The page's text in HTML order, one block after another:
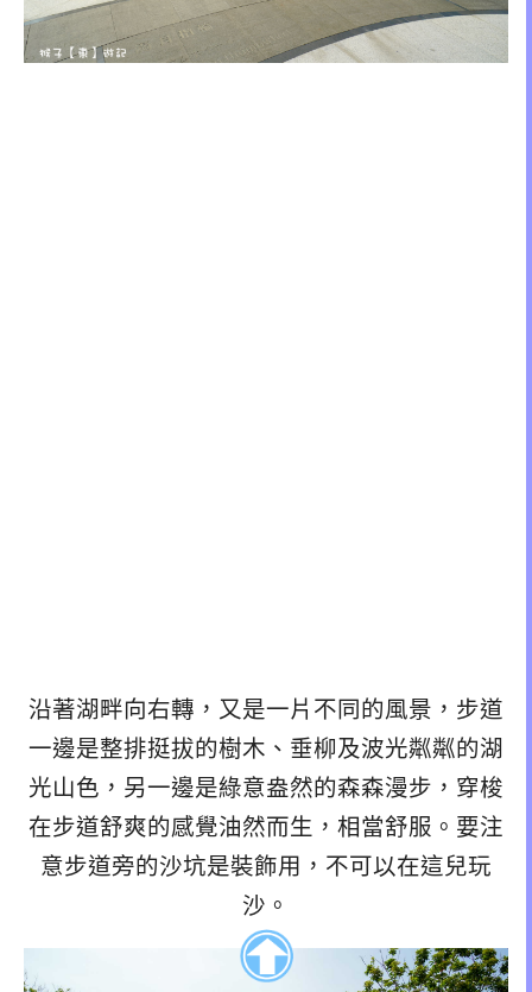
沿著湖畔向右轉，又是一片不同的風景，步道
一邊是整排挺拔的樹木、垂柳及波光粼粼的湖
光山色，另一邊是綠意盎然的森森漫步，穿梭
在步道舒爽的感覺油然而生，相當舒服。要注
意步道旁的沙坑是裝飾用，不可以在這兒玩
沙。